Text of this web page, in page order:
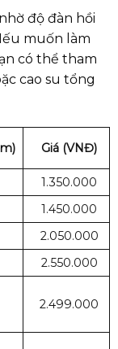
độ đàn hồi
muốn làm
có thể tham
cao su tổng
Giá (VNĐ)
1.350.000
1.450.000
2.050.000
2.550.000
2.499.000